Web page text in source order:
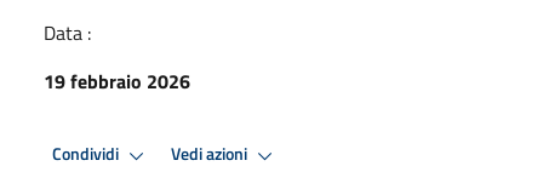
Data :
19 febbraio 2026
Condividi Vedi azioni